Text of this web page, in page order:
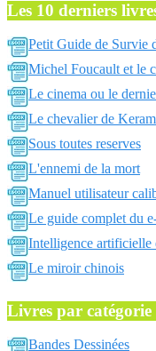
Les 10 derniers
Petit Guide de Survie
Michel Foucault et le
Le cinema ou le
Le chevalier de
Sous toutes reserves
L'ennemi de la mort
Manuel utilisateur
Le guide complet du
Intelligence artificielle
Le miroir chinois
Livres par catégorie
Bandes Dessinées